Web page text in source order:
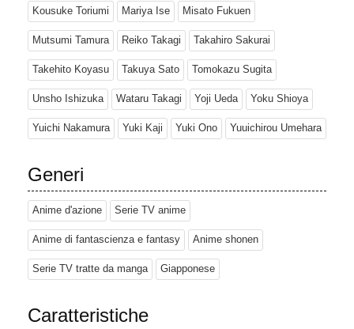
Kousuke Toriumi Mariya Ise Misato Fukuen
Mutsumi Tamura Reiko Takagi Takahiro Sakurai
Takehito Koyasu Takuya Sato Tomokazu Sugita
Unsho Ishizuka Wataru Takagi Yoji Ueda Yoku Shioya
Yuichi Nakamura Yuki Kaji Yuki Ono Yuuichirou Umehara
Generi
Anime d'azione Serie TV anime
Anime di fantascienza e fantasy Anime shonen
Serie TV tratte da manga Giapponese
Caratteristiche